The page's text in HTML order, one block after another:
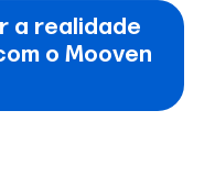
a realidade
o Mooven